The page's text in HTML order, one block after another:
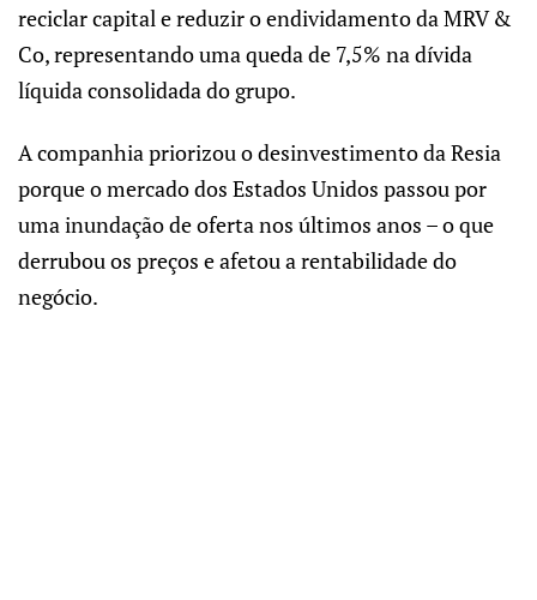
reciclar capital e reduzir o endividamento da MRV &
Co, representando uma queda de 7,5% na dívida
líquida consolidada do grupo.
A companhia priorizou o desinvestimento da Resia
porque o mercado dos Estados Unidos passou por
uma inundação de oferta nos últimos anos – o que
derrubou os preços e afetou a rentabilidade do
negócio.